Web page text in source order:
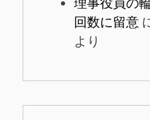
回数に留意
より